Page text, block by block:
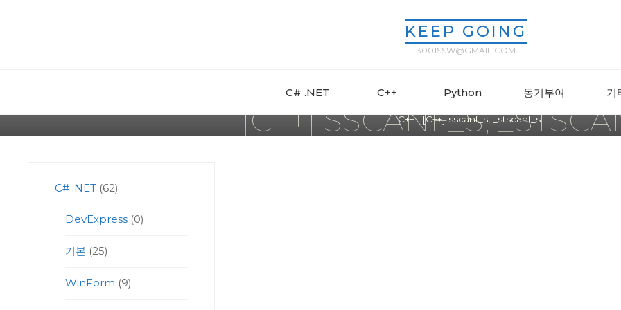
KEEP GOING
3001SSW@GMAIL.COM
C# .NET C++ Python 동기부여 기
C++
[C++] SSCANF_S,
Home
C++ [C++] sscanf_s, _stscanf_s
C# .NET(62)
DevExpress(0)
기본 (25)
WinForm (9)